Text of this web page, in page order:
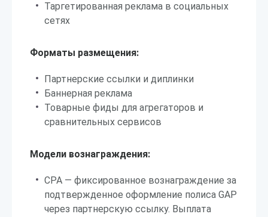
Таргетированная реклама в социальных
сетях
Форматы размещения:
Партнерские ссылки и диплинки
Баннерная реклама
Товарные фиды для агрегаторов и
сравнительных сервисов
Модели вознаграждения:
CPA — фиксированное вознаграждение за
подтвержденное оформление полиса GAP
через партнерскую ссылку. Выплата